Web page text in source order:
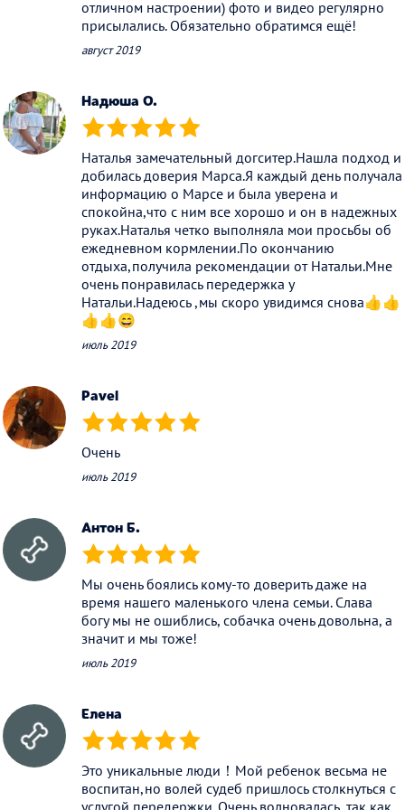
отличном настроении) фото и видео регулярно
присылались. Обязательно обратимся ещё!
август 2019
Надюша О.
(*) (*) (*) (*) (*)
Наталья замечательный догситер.Нашла подход и
добилась доверия Марса.Я каждый день получала
информацию о Марсе и была уверена и
спокойна,что с ним все хорошо и он в надежных
руках.Наталья четко выполняла мои просьбы об
ежедневном кормлении.По окончанию
отдыха,получила рекомендации от Натальи.Мне
очень понравилась передержка у
Натальи.Надеюсь ,мы скоро увидимся снова👍👍
👍👍😄
июль 2019
Pavel
(*) (*) (*) (*) (*)
Очень
июль 2019
Антон Б.
(*) (*) (*) (*) (*)
Мы очень боялись кому-то доверить даже на
время нашего маленького члена семьи. Слава
богу мы не ошиблись, собачка очень довольна, а
значит и мы тоже!
июль 2019
Елена
(*) (*) (*) (*) (*)
Это уникальные люди！Мой ребенок весьма не
воспитан,но волей судеб пришлось столкнуться с